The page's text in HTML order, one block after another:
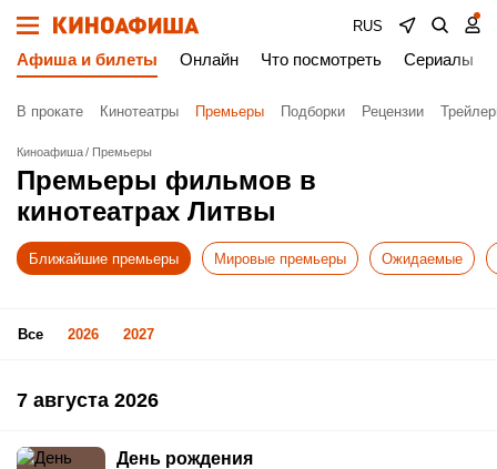
RUS
Афиша и билеты Онлайн Что посмотреть Сериалы
В прокате Кинотеатры Премьеры Подборки Рецензии
Киноафиша Премьеры
Премьеры фильмов в
кинотеатрах Литвы
Ближайшие премьеры Мировые премьеры Ожидаемые
Все 2026 2027
7 августа 2026
День рождения